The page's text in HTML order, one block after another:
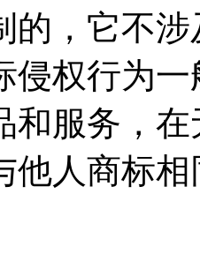
的，它不
侵权行为
和服务，
他人商标